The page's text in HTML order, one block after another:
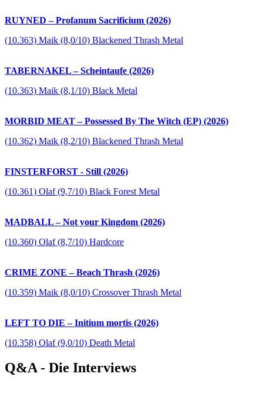
RUYNED – Profanum Sacrificium (2026)
(10.363) Maik (8,0/10) Blackened Thrash Metal
TABERNAKEL – Scheintaufe (2026)
(10.363) Maik (8,1/10) Black Metal
MORBID MEAT – Possessed By The Witch (EP) (2026)
(10.362) Maik (8,2/10) Blackened Thrash Metal
FINSTERFORST - Still (2026)
(10.361) Olaf (9,7/10) Black Forest Metal
MADBALL – Not your Kingdom (2026)
(10.360) Olaf (8,7/10) Hardcore
CRIME ZONE – Beach Thrash (2026)
(10.359) Maik (8,0/10) Crossover Thrash Metal
LEFT TO DIE – Initium mortis (2026)
(10.358) Olaf (9,0/10) Death Metal
Q&A - Die Interviews